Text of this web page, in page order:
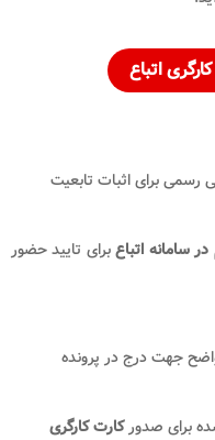
اتباع
رسمی برای اثبات تابعیت
سامانه اتباعبرای تایید حضور
جهت درج در پرونده
برای صدورکارت کارگری